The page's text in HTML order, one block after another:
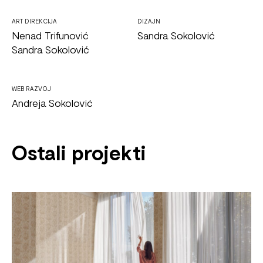
ART DIREKCIJA
Nenad Trifunović
Sandra Sokolović
DIZAJN
Sandra Sokolović
WEB RAZVOJ
Andreja Sokolović
Ostali projekti